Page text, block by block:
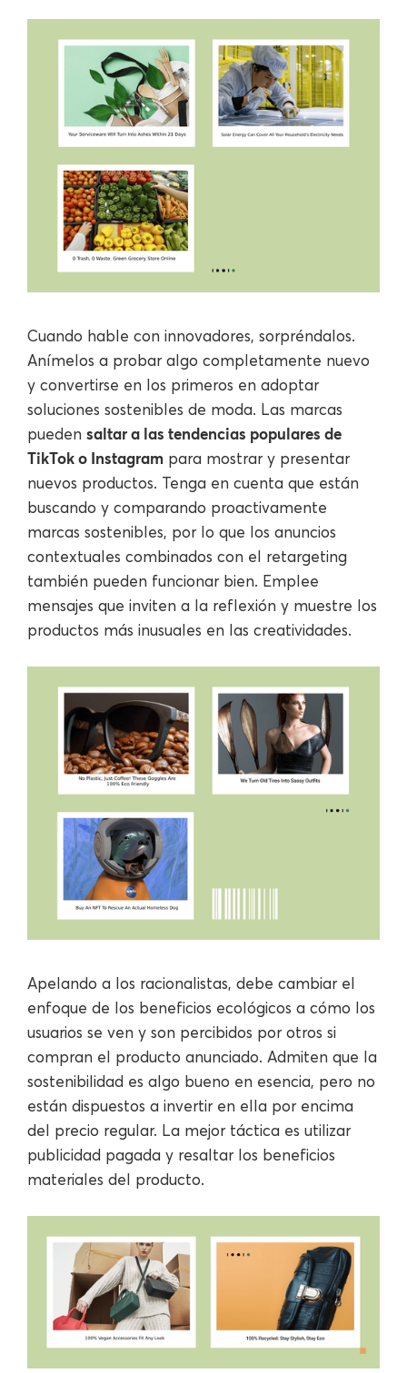
Cuando hable con innovadores, sorpréndalos.
Anímelos a probar algo completamente nuevo
y convertirse en los primeros en adoptar
soluciones sostenibles de moda. Las marcas
pueden saltar a las tendencias populares de
TikTok o Instagram para mostrar y presentar
nuevos productos. Tenga en cuenta que están
buscando y comparando proactivamente
marcas sostenibles, por lo que los anuncios
contextuales combinados con el retargeting
también pueden funcionar bien. Emplee
mensajes que inviten a la reflexión y muestre los
productos más inusuales en las creatividades.
Apelando a los racionalistas, debe cambiar el
enfoque de los beneficios ecológicos a cómo los
usuarios se ven y son percibidos por otros si
compran el producto anunciado. Admiten que la
sostenibilidad es algo bueno en esencia, pero no
están dispuestos a invertir en ella por encima
del precio regular. La mejor táctica es utilizar
publicidad pagada y resaltar los beneficios
materiales del producto.